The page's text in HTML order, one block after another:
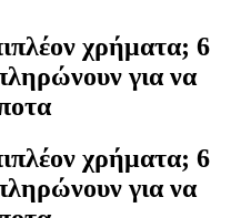
χρήματα; 6
για να
χρήματα; 6
για να